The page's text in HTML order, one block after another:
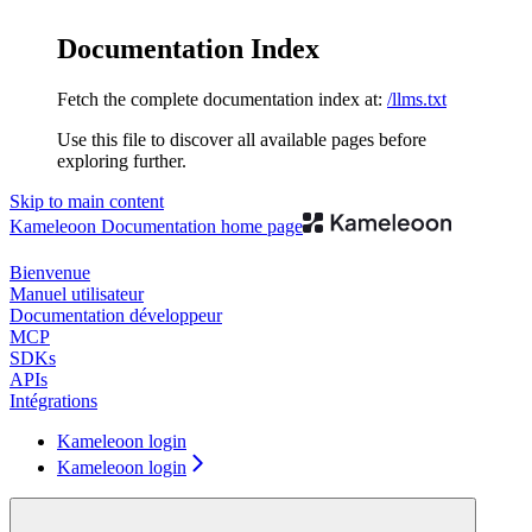
Documentation Index
Fetch the complete documentation index at: /llms.txt
Use this file to discover all available pages before
exploring further.
Skip to main content
Kameleoon Documentation home page
Bienvenue
Manuel utilisateur
Documentation développeur
MCP
SDKs
APIs
Intégrations
Kameleoon login
Kameleoon login